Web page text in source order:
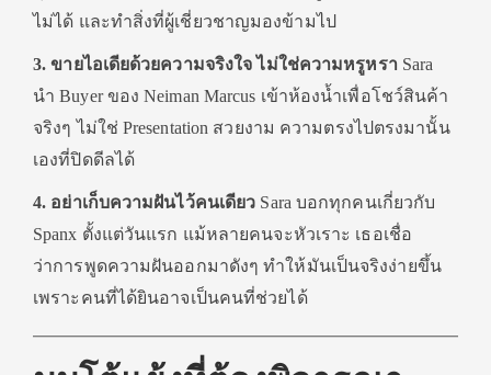
ไม่ได้ และทำสิ่งที่ผู้เชี่ยวชาญมองข้ามไป
3. ขายไอเดียด้วยความจริงใจ ไม่ใช่ความหรูหรา Sara
นำ Buyer ของ Neiman Marcus เข้าห้องน้ำเพื่อโชว์สินค้า
จริงๆ ไม่ใช่ Presentation สวยงาม ความตรงไปตรงมานั้น
เองที่ปิดดีลได้
4. อย่าเก็บความฝันไว้คนเดียว Sara บอกทุกคนเกี่ยวกับ
Spanx ตั้งแต่วันแรก แม้หลายคนจะหัวเราะ เธอเชื่อ
ว่าการพูดความฝันออกมาดังๆ ทำให้มันเป็นจริงง่ายขึ้น
เพราะคนที่ได้ยินอาจเป็นคนที่ช่วยได้